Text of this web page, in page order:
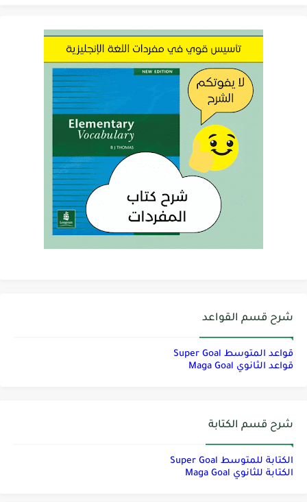
شرح قسم القواعد
قواعد المتوسط Super Goal
قواعد الثانوي Maga Goal
شرح قسم الكتابة
الكتابة للمتوسط Super Goal
الكتابة للثانوي Maga Goal